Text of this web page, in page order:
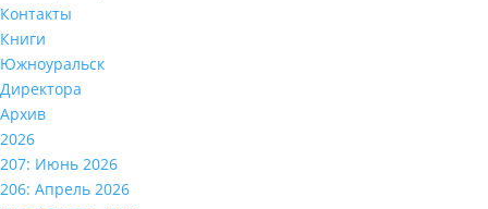
Контакты
Книги
Южноуральск
Директора
Архив
2026
207: Июнь 2026
206: Апрель 2026